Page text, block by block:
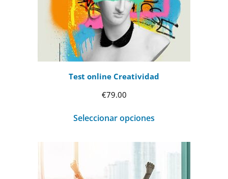
Test online Creatividad
€79.00
Seleccionar opciones